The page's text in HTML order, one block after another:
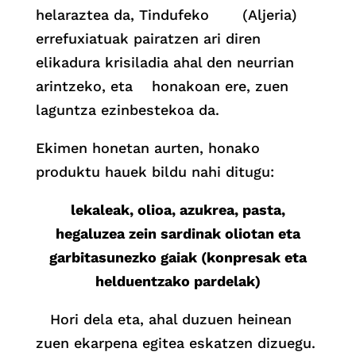
helaraztea da, Tindufeko (Aljeria)
errefuxiatuak pairatzen ari diren
elikadura krisiladia ahal den neurrian
arintzeko, eta honakoan ere, zuen
laguntza ezinbestekoa da.
Ekimen honetan aurten, honako
produktu hauek bildu nahi ditugu:
lekaleak, olioa, azukrea, pasta,
hegaluzea zein sardinak oliotan eta
garbitasunezko gaiak (konpresak eta
helduentzako pardelak)
Hori dela eta, ahal duzuen heinean
zuen ekarpena egitea eskatzen dizuegu.